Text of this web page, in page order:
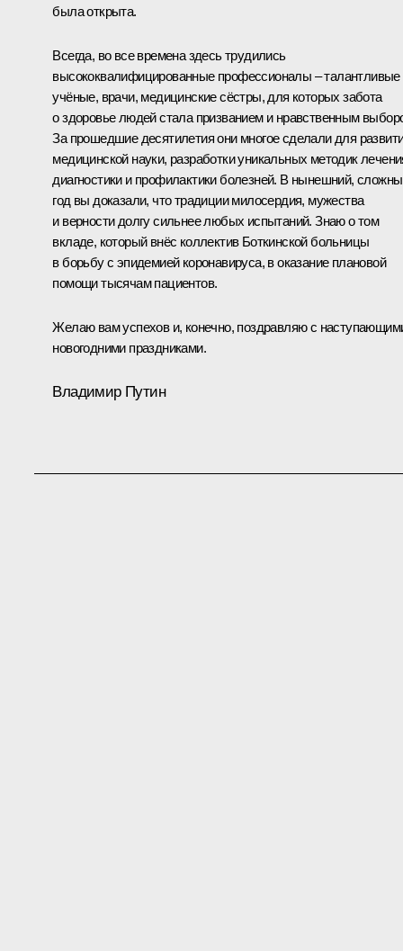
была открыта.
Всегда, во все времена здесь трудились
высококвалифицированные профессионалы – талантливые
учёные, врачи, медицинские сёстры, для которых забота
о здоровье людей стала призванием и нравственным
За прошедшие десятилетия они многое сделали для
медицинской науки, разработки уникальных методик
диагностики и профилактики болезней. В нынешний,
год вы доказали, что традиции милосердия, мужества
и верности долгу сильнее любых испытаний. Знаю о том
вкладе, который внёс коллектив Боткинской больницы
в борьбу с эпидемией коронавируса, в оказание плановой
помощи тысячам пациентов.
Желаю вам успехов и, конечно, поздравляю с
новогодними праздниками.
Владимир Путин